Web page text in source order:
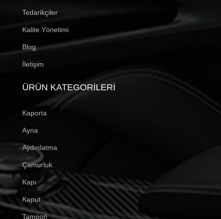
Tedarikçiler
Kalite Yönetimi
Blog
İletişim
ÜRÜN KATEGORILERI
Kaporta
Ayna
Aydınlatma
Çamurluk
Kapı
Kaput
Tampon